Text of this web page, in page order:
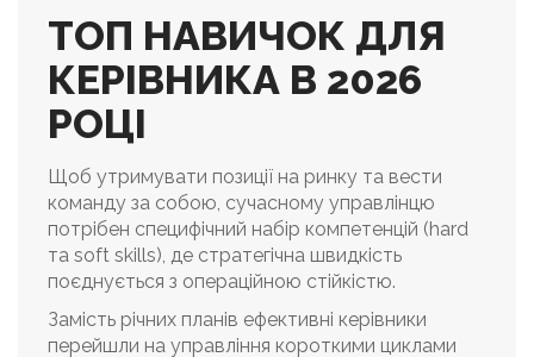
ТОП НАВИЧОК ДЛЯ
КЕРІВНИКА В 2026
РОЦІ
Щоб утримувати позиції на ринку та вести
команду за собою, сучасному управлінцю
потрібен специфічний набір компетенцій (hard
та soft skills), де стратегічна швидкість
поєднується з операційною стійкістю.
Замість річних планів ефективні керівники
перейшли на управління короткими циклами